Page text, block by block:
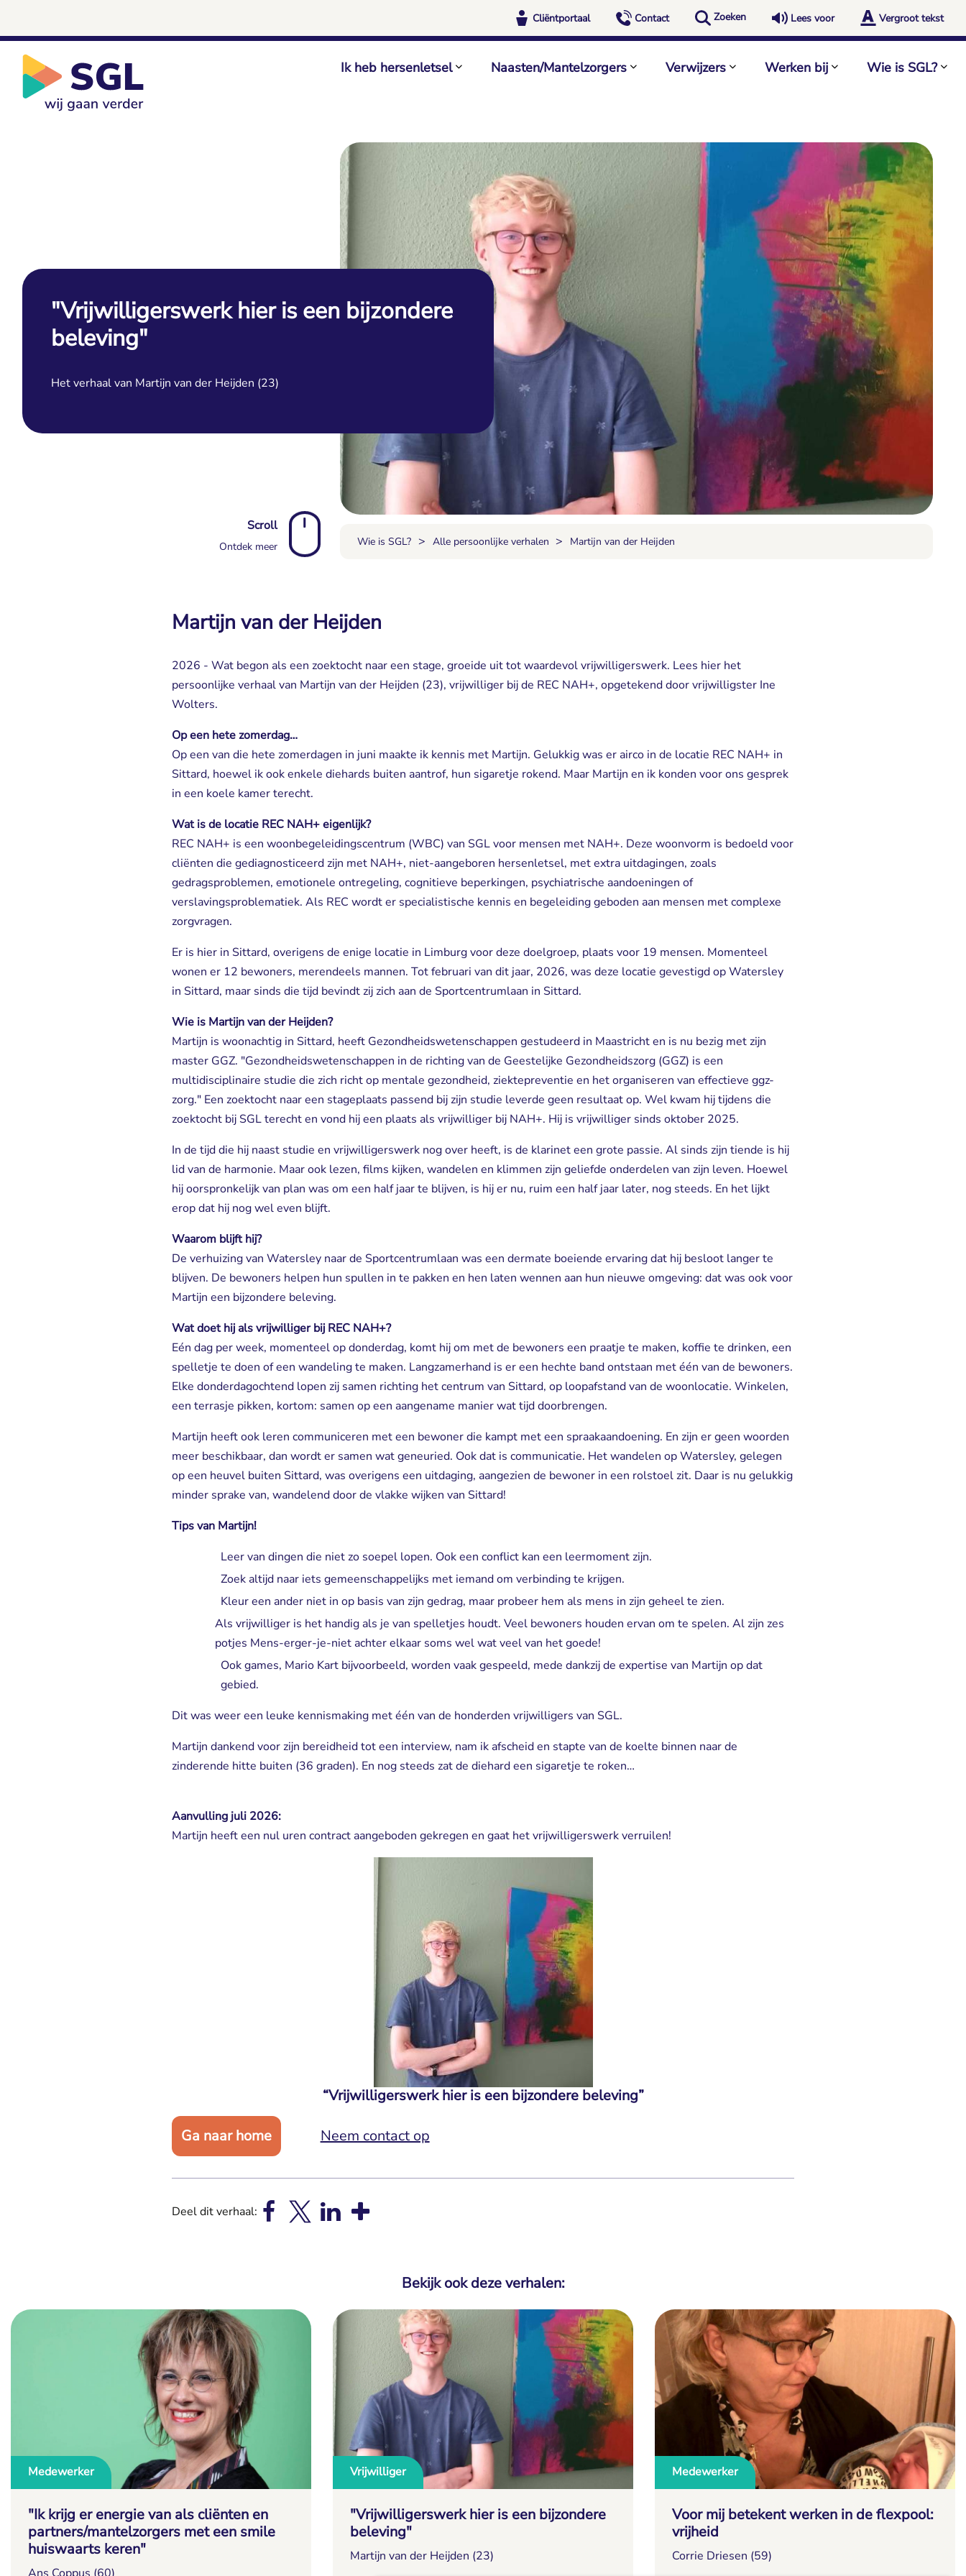
Cliëntportaal Contact Zoeken Lees voor Vergroot tekst
Ik heb hersenletsel Naasten/Mantelzorgers Verwijzers Werken bij Wie is SGL?
Scroll
Ontdek meer
"Vrijwilligerswerk hier is een bijzondere
beleving"
Het verhaal van Martijn van der Heijden (23)
Wie is SGL? > Alle persoonlijke verhalen > Martijn van der Heijden
Martijn van der Heijden
2026 - Wat begon als een zoektocht naar een stage, groeide uit tot waardevol vrijwilligerswerk. Lees hier het
persoonlijke verhaal van Martijn van der Heijden (23), vrijwilliger bij de REC NAH+, opgetekend door vrijwilligster Ine
Wolters.
Op een hete zomerdag…
Op een van die hete zomerdagen in juni maakte ik kennis met Martijn. Gelukkig was er airco in de locatie REC NAH+ in
Sittard, hoewel ik ook enkele diehards buiten aantrof, hun sigaretje rokend. Maar Martijn en ik konden voor ons gesprek
in een koele kamer terecht.
Wat is de locatie REC NAH+ eigenlijk?
REC NAH+ is een woonbegeleidingscentrum (WBC) van SGL voor mensen met NAH+. Deze woonvorm is bedoeld voor
cliënten die gediagnosticeerd zijn met NAH+, niet-aangeboren hersenletsel, met extra uitdagingen, zoals
gedragsproblemen, emotionele ontregeling, cognitieve beperkingen, psychiatrische aandoeningen of
verslavingsproblematiek. Als REC wordt er specialistische kennis en begeleiding geboden aan mensen met complexe
zorgvragen.
Er is hier in Sittard, overigens de enige locatie in Limburg voor deze doelgroep, plaats voor 19 mensen. Momenteel
wonen er 12 bewoners, merendeels mannen. Tot februari van dit jaar, 2026, was deze locatie gevestigd op Watersley
in Sittard, maar sinds die tijd bevindt zij zich aan de Sportcentrumlaan in Sittard.
Wie is Martijn van der Heijden?
Martijn is woonachtig in Sittard, heeft Gezondheidswetenschappen gestudeerd in Maastricht en is nu bezig met zijn
master GGZ. "Gezondheidswetenschappen in de richting van de Geestelijke Gezondheidszorg (GGZ) is een
multidisciplinaire studie die zich richt op mentale gezondheid, ziektepreventie en het organiseren van effectieve ggz-
zorg." Een zoektocht naar een stageplaats passend bij zijn studie leverde geen resultaat op. Wel kwam hij tijdens die
zoektocht bij SGL terecht en vond hij een plaats als vrijwilliger bij NAH+. Hij is vrijwilliger sinds oktober 2025.
In de tijd die hij naast studie en vrijwilligerswerk nog over heeft, is de klarinet een grote passie. Al sinds zijn tiende is hij
lid van de harmonie. Maar ook lezen, films kijken, wandelen en klimmen zijn geliefde onderdelen van zijn leven. Hoewel
hij oorspronkelijk van plan was om een half jaar te blijven, is hij er nu, ruim een half jaar later, nog steeds. En het lijkt
erop dat hij nog wel even blijft.
Waarom blijft hij?
De verhuizing van Watersley naar de Sportcentrumlaan was een dermate boeiende ervaring dat hij besloot langer te
blijven. De bewoners helpen hun spullen in te pakken en hen laten wennen aan hun nieuwe omgeving: dat was ook voor
Martijn een bijzondere beleving.
Wat doet hij als vrijwilliger bij REC NAH+?
Eén dag per week, momenteel op donderdag, komt hij om met de bewoners een praatje te maken, koffie te drinken, een
spelletje te doen of een wandeling te maken. Langzamerhand is er een hechte band ontstaan met één van de bewoners.
Elke donderdagochtend lopen zij samen richting het centrum van Sittard, op loopafstand van de woonlocatie. Winkelen,
een terrasje pikken, kortom: samen op een aangename manier wat tijd doorbrengen.
Martijn heeft ook leren communiceren met een bewoner die kampt met een spraakaandoening. En zijn er geen woorden
meer beschikbaar, dan wordt er samen wat geneuried. Ook dat is communicatie. Het wandelen op Watersley, gelegen
op een heuvel buiten Sittard, was overigens een uitdaging, aangezien de bewoner in een rolstoel zit. Daar is nu gelukkig
minder sprake van, wandelend door de vlakke wijken van Sittard!
Tips van Martijn!
Leer van dingen die niet zo soepel lopen. Ook een conflict kan een leermoment zijn.
Zoek altijd naar iets gemeenschappelijks met iemand om verbinding te krijgen.
Kleur een ander niet in op basis van zijn gedrag, maar probeer hem als mens in zijn geheel te zien.
Als vrijwilliger is het handig als je van spelletjes houdt. Veel bewoners houden ervan om te spelen. Al zijn zes
potjes Mens-erger-je-niet achter elkaar soms wel wat veel van het goede!
Ook games, Mario Kart bijvoorbeeld, worden vaak gespeeld, mede dankzij de expertise van Martijn op dat
gebied.
Dit was weer een leuke kennismaking met één van de honderden vrijwilligers van SGL.
Martijn dankend voor zijn bereidheid tot een interview, nam ik afscheid en stapte van de koelte binnen naar de
zinderende hitte buiten (36 graden). En nog steeds zat de diehard een sigaretje te roken…
Aanvulling juli 2026:
Martijn heeft een nul uren contract aangeboden gekregen en gaat het vrijwilligerswerk verruilen!
“Vrijwilligerswerk hier is een bijzondere beleving”
Ga naar home Neem contact op
Deel dit verhaal:
Bekijk ook deze verhalen:
Medewerker
"Ik krijg er energie van als cliënten en
partners/mantelzorgers met een smile
huiswaarts keren"
Vrijwilliger
"Vrijwilligerswerk hier is een bijzondere
beleving"
Martijn van der Heijden (23)
Medewerker
Voor mij betekent werken in de flexpool:
vrijheid
Corrie Driesen (59)